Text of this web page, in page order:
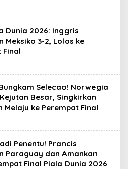
Dunia 2026: Inggris
Meksiko 3-2, Lolos ke
Final
Selecao! Norwegia
Besar, Singkirkan
Melaju ke Perempat Final
Penentu! Prancis
Paraguay dan Amankan
Final Piala Dunia 2026